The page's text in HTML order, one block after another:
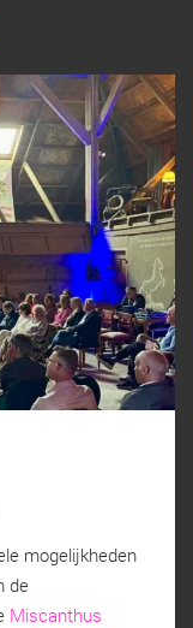
mogelijkheden
de
Miscanthus